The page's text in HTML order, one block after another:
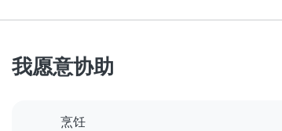
我愿意协助
烹饪